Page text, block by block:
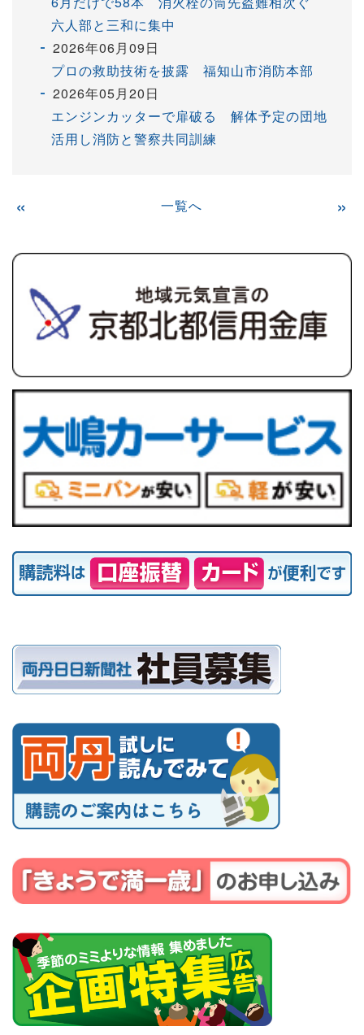
六人部と三和に集中
2026年06月09日
プロの救助技術を披露 福知山市消防本部
2026年05月20日
エンジンカッターで扉破る 解体予定の団地
活用し消防と警察共同訓練
« 一覧へ